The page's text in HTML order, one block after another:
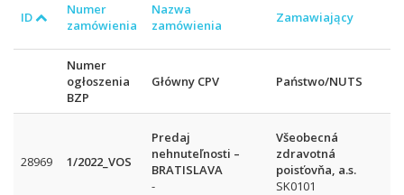
ID
Numer
zamówienia
Nazwa
zamówienia
Zamawiający
Numer
ogłoszenia
BZP
Główny CPV Państwo/NUTS
28969 1/2022_VOS
Predaj
nehnuteľnosti –
BRATISLAVA
-
Všeobecná
zdravotná
poisťovňa, a.s.
SK0101